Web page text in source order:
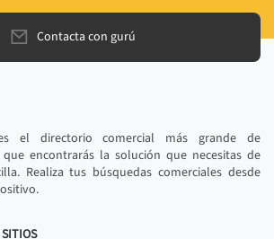
Contacta con gurú
el directorio comercial más grande de
encontrarás la solución que necesitas de
Realiza tus búsquedas comerciales desde